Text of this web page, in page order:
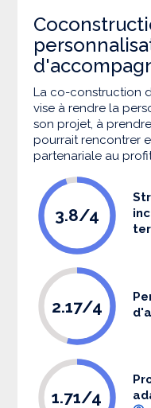
La co-construction
vise à rendre la
son projet, à
pourrait rencontrer
partenariale au
3.8/4
2.17/4
1.71/4